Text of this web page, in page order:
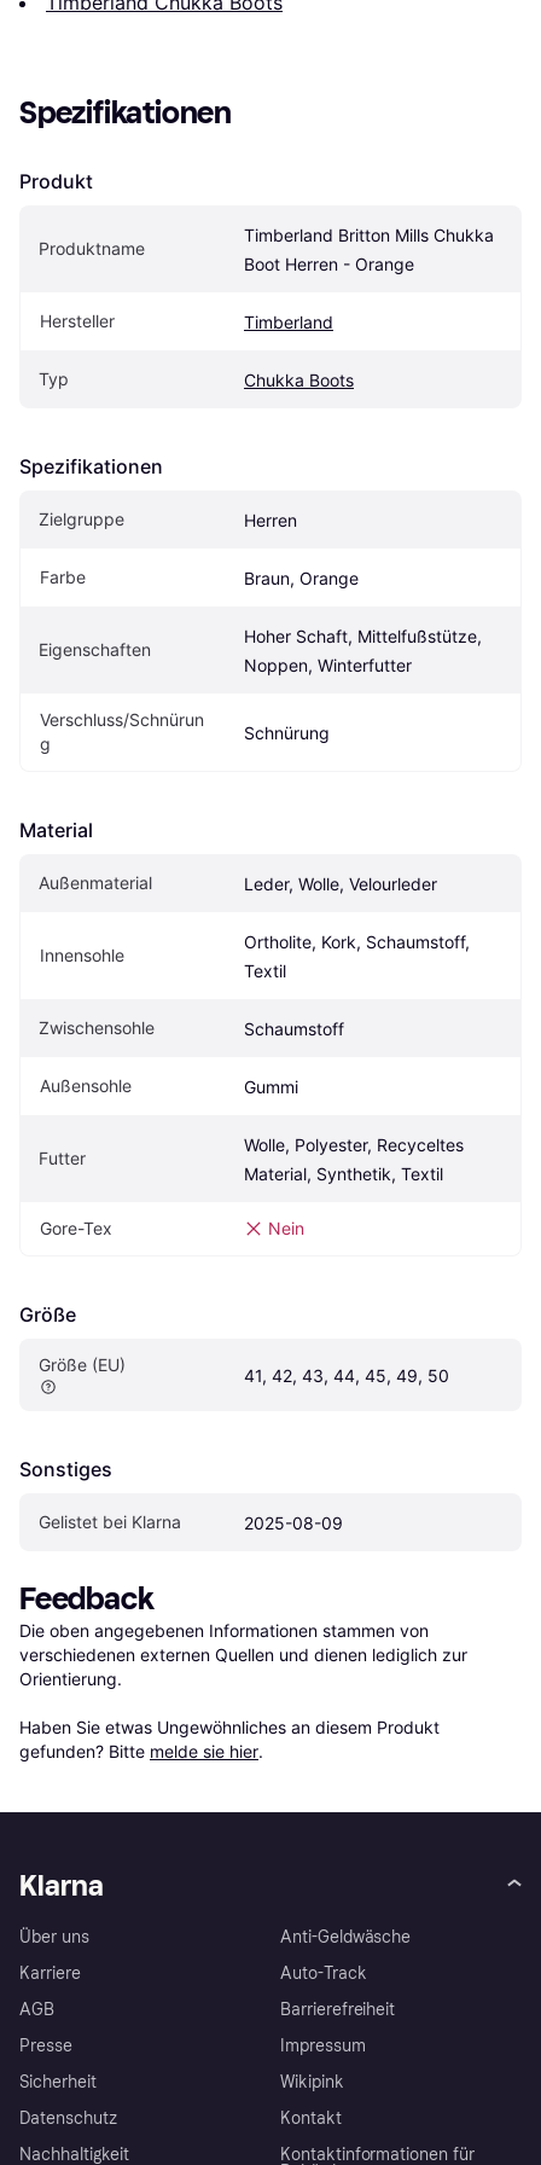
Spezifikationen
Produkt
Produktname
Timberland Britton Mills Chukka
Boot Herren - Orange
Hersteller Timberland
Typ Chukka Boots
Spezifikationen
Zielgruppe Herren
Farbe Braun, Orange
Eigenschaften
Hoher Schaft, Mittelfußstütze,
Noppen, Winterfutter
Verschluss/Schnürun
g
Schnürung
Material
Außenmaterial Leder, Wolle, Velourleder
Innensohle
Ortholite, Kork, Schaumstoff,
Textil
Zwischensohle Schaumstoff
Außensohle Gummi
Futter
Wolle, Polyester, Recyceltes
Material, Synthetik, Textil
Gore-Tex Nein
Größe
Größe (EU)
41, 42, 43, 44, 45, 49, 50
Sonstiges
Gelistet bei Klarna 2025-08-09
Feedback
Die oben angegebenen Informationen stammen von
verschiedenen externen Quellen und dienen lediglich zur
Orientierung.
Haben Sie etwas Ungewöhnliches an diesem Produkt
gefunden? Bitte melde sie hier.
Klarna
Über uns
Karriere
AGB
Presse
Sicherheit
Datenschutz
Nachhaltigkeit
Anti-Geldwäsche
Auto-Track
Barrierefreiheit
Impressum
Wikipink
Kontakt
Kontaktinformationen für